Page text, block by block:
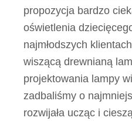
propozycja bardzo
oświetlenia
najmłodszych
wiszącą drewnianą
projektowania lampy
zadbaliśmy o
rozwijała ucząc i